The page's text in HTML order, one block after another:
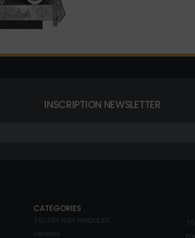
INSCRIPTION NEWSLETTER
CATEGORIES
TOUTES NOS PENDULES
Pendules